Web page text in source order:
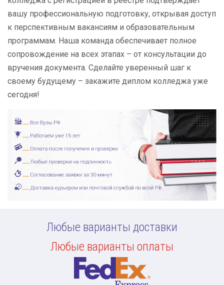
вашу профессиональную подготовку, открывая доступ
к перспективным вакансиям и образовательным
программам. Наша команда обеспечивает полное
сопровождение на всех этапах – от консультации до
вручения документа. Сделайте уверенный шаг к
своему будущему – закажите диплом колледжа уже
сегодня!
Любые варианты доставки
Любые варианты оплаты